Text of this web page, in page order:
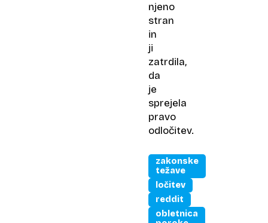
njeno
stran
in
ji
zatrdila,
da
je
sprejela
pravo
odločitev.
zakonske
težave
ločitev
reddit
obletnica